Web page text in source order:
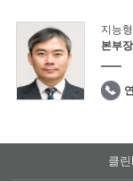
지능
본부
클린